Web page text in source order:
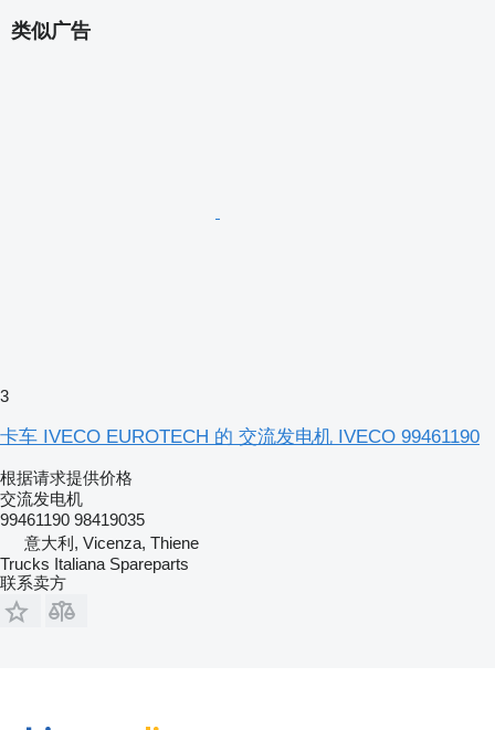
类似广告
3
卡车 IVECO EUROTECH 的 交流发电机 IVECO 99461190
根据请求提供价格
交流发电机
99461190 98419035
意大利, Vicenza, Thiene
Trucks Italiana Spareparts
联系卖方